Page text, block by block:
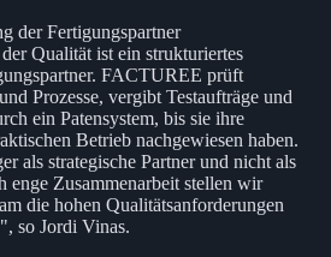
der Fertigungspartner
Qualität ist ein strukturiertes
FACTUREE prüft
Prozesse, vergibt Testaufträge und
ein Patensystem, bis sie ihre
Betrieb nachgewiesen haben.
als strategische Partner und nicht als
enge Zusammenarbeit stellen wir
die hohen Qualitätsanforderungen
so Jordi Vinas.